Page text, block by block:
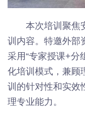
本次培训聚焦
训内容。特邀外部
采用“专家授课+分
化培训模式，兼顾
训的针对性和实效
理专业能力。